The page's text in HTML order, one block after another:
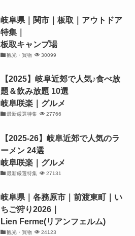
岐阜県｜関市｜板取｜アウトドア
特集｜
板取キャンプ場
観光・買物 30099
【2025】岐阜近郊で人気♪食べ放
題＆飲み放題 10選
岐阜咲楽｜グルメ
最新厳選特集 27766
【2025-26】岐阜近郊で人気のラ
ーメン 24選
岐阜咲楽｜グルメ
最新厳選特集 27131
岐阜県｜各務原市｜前渡東町｜い
ちご狩り2026｜
Lien Ferme(リアンフェルム)
観光・買物 24123